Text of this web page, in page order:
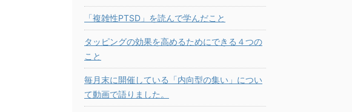
「複雑性PTSD」を読んで学んだこと
タッピングの効果を高めるためにできる４つの
こと
毎月末に開催している「内向型の集い」につい
て動画で語りました。